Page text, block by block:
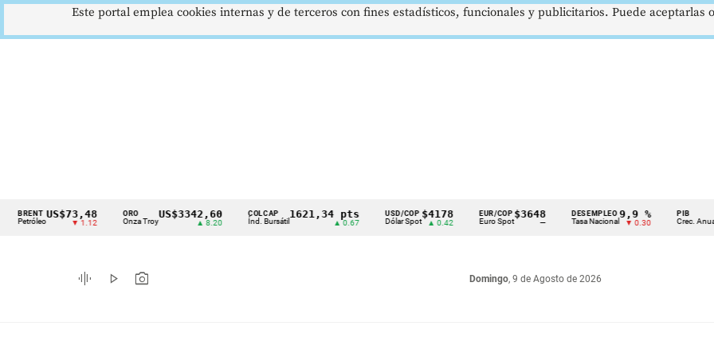
Cintillo
indicadores
económicos
US$73,48
▼ 1.12
ORO
Onza Troy
US$3342,60
▲ 8.20
COLCAP
Índ. Bursátil
1621,34 pts USD/COP
Dólar Spot
$4178
▲ 0.42
EUR/COP
Euro Spot
$3648
—
DESEMPLEO
Tasa Nacional
9,9 %
▼ 0.30
PIB
Crec. Anual
2,8 %
▲ 0.10
graphic_eq play_arrow photo_camera Domingo, 9 de Agosto de 2026
Este portal emplea cookies internas y de terceros con fines estadísticos, funcionales y publicitarios. Puede aceptarlas